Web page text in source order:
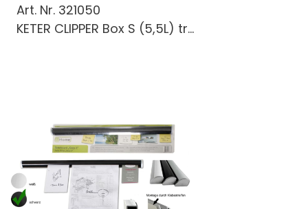
Art. Nr. 321050
KETER CLIPPER Box S (5,5L) tr...